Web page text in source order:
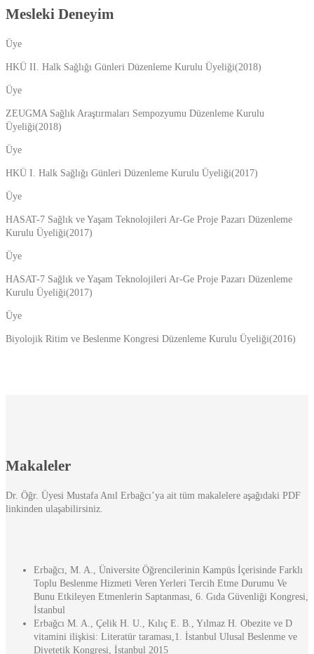
Mesleki Deneyim
Üye
HKÜ II. Halk Sağlığı Günleri Düzenleme Kurulu Üyeliği(2018)
Üye
ZEUGMA Sağlık Araştırmaları Sempozyumu Düzenleme Kurulu
Üyeliği(2018)
Üye
HKÜ I. Halk Sağlığı Günleri Düzenleme Kurulu Üyeliği(2017)
Üye
HASAT-7 Sağlık ve Yaşam Teknolojileri Ar-Ge Proje Pazarı Düzenleme
Kurulu Üyeliği(2017)
Üye
HASAT-7 Sağlık ve Yaşam Teknolojileri Ar-Ge Proje Pazarı Düzenleme
Kurulu Üyeliği(2017)
Üye
Biyolojik Ritim ve Beslenme Kongresi Düzenleme Kurulu Üyeliği(2016)
Makaleler
Dr. Öğr. Üyesi Mustafa Anıl Erbağcı’ya ait tüm makalelere aşağıdaki PDF
linkinden ulaşabilirsiniz.
Erbağcı, M. A., Üniversite Öğrencilerinin Kampüs İçerisinde Farklı
Toplu Beslenme Hizmeti Veren Yerleri Tercih Etme Durumu Ve
Bunu Etkileyen Etmenlerin Saptanması, 6. Gıda Güvenliği Kongresi,
İstanbul
Erbağcı M. A., Çelik H. U., Kılıç E. B., Yılmaz H. Obezite ve D
vitamini ilişkisi: Literatür taraması,1. İstanbul Ulusal Beslenme ve
Diyetetik Kongresi, İstanbul 2015